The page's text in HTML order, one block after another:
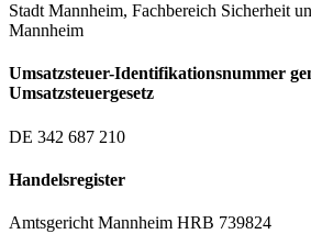
Stadt Mannheim, Fachbereich Sicherheit
Mannheim
Umsatzsteuer-Identifikationsnummer
Umsatzsteuergesetz
DE 342 687 210
Handelsregister
Amtsgericht Mannheim HRB 739824